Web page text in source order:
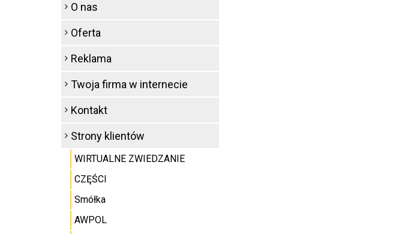
O nas
Oferta
Reklama
Twoja firma w internecie
Kontakt
Strony klientów
WIRTUALNE ZWIEDZANIE
CZĘŚCI
Smółka
AWPOL